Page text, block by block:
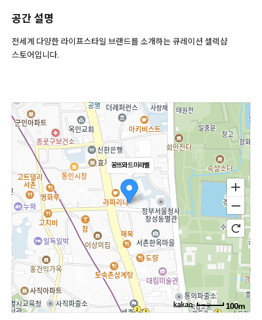
공간 설명
전세계 다양한 라이프스타일 브랜드를 소개하는 큐레이션 셀렉샵
스토어입니다.
꽁뜨와 드 미라벨
100m